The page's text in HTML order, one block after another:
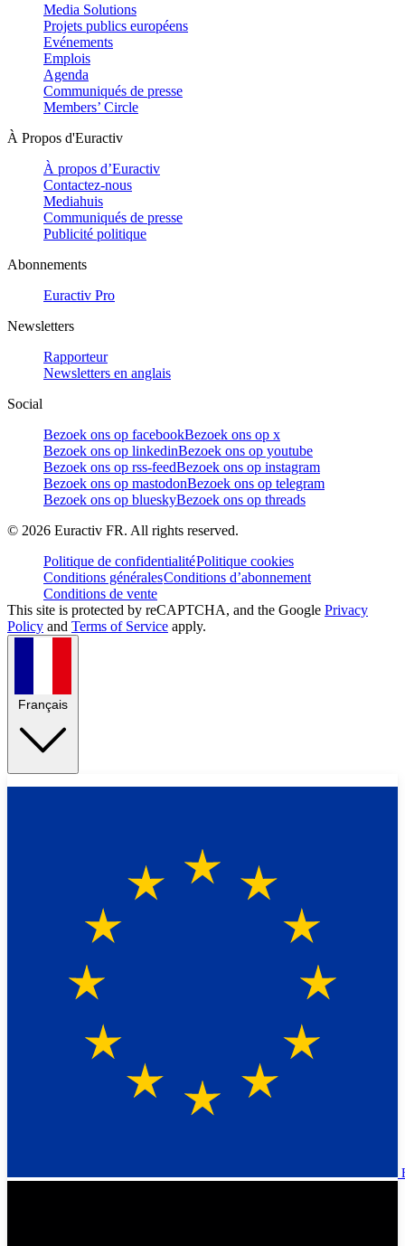
Media Solutions
Projets publics européens
Evénements
Emplois
Agenda
Communiqués de presse
Members’ Circle
À Propos d'Euractiv
À propos d’Euractiv
Contactez-nous
Mediahuis
Communiqués de presse
Publicité politique
Abonnements
Euractiv Pro
Newsletters
Rapporteur
Newsletters en anglais
Social
Bezoek ons op facebookBezoek ons op x
Bezoek ons op linkedinBezoek ons op youtube
Bezoek ons op rss-feedBezoek ons op instagram
Bezoek ons op mastodonBezoek ons op telegram
Bezoek ons op blueskyBezoek ons op threads
© 2026 Euractiv FR. All rights reserved.
Politique de confidentialitéPolitique cookies
Conditions généralesConditions d’abonnement
Conditions de vente
This site is protected by reCAPTCHA, and the Google Privacy
Policy and Terms of Service apply.
Français